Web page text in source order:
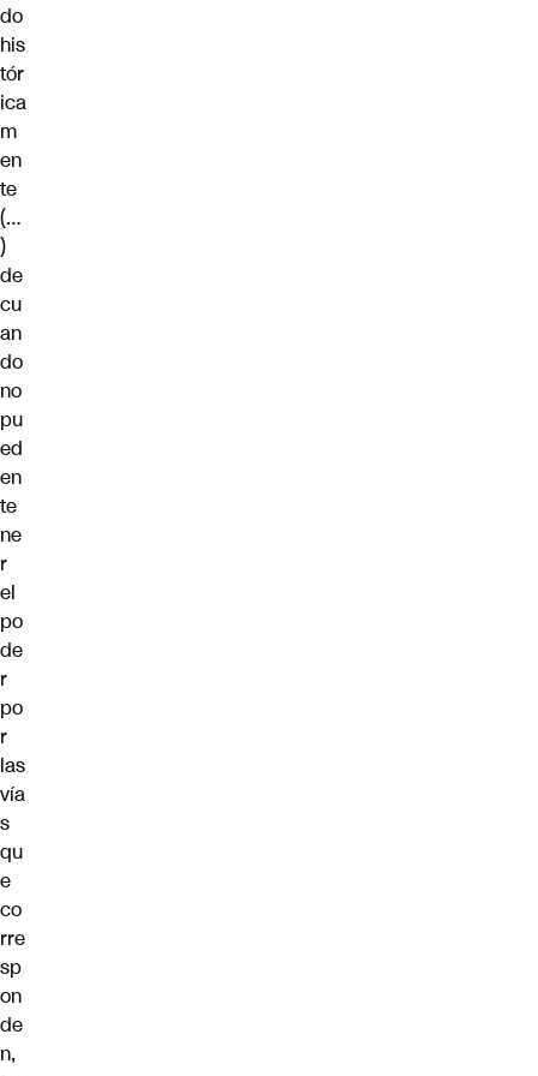
do
his
tór
ica
m
en
te
(…
)
de
cu
an
do
no
pu
ed
en
te
ne
r
el
po
de
r
po
r
las
vía
s
qu
e
co
rre
sp
on
de
n,